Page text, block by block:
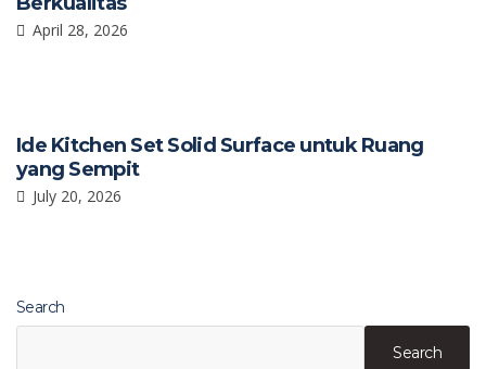
April 28, 2026
Ide Kitchen Set Solid Surface untuk Ruang
yang Sempit
July 20, 2026
Search
Search